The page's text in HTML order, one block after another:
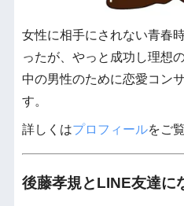
女性に相手にされない青春
ったが、やっと成功し理想
中の男性のために恋愛コン
す。
詳しくはプロフィールをご
後藤孝規とLINE友達に